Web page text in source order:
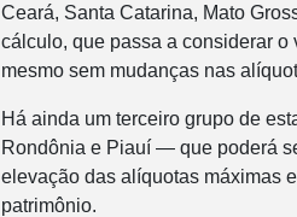
Ceará, Santa Catarina, Mato
cálculo, que passa a considerar
mesmo sem mudanças nas
Há ainda um terceiro grupo de
Rondônia e Piauí — que poderá
elevação das alíquotas máximas
patrimônio.